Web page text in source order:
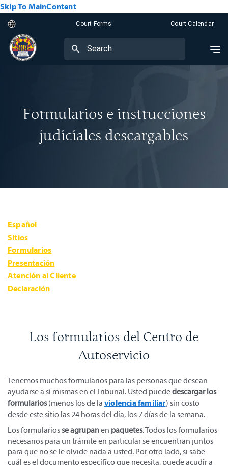
Skip To MainContent
Court Forms Court Calendar
Formularios e instrucciones
judiciales descargables
Español
Sitios
Formularios
Presentación
Atención al Cliente
Declaración
Los formularios del Centro de
Autoservicio
Tenemos muchos formularios para las personas que desean
ayudarse a sí mismas en el Tribunal. Usted puededescargar los
formularios(menos los de la violencia familiar) sin costo
desde este sitio las 24 horas del día, los 7 días de la semana.
Los formulariosse agrupanen paquetes. Todos los formularios
necesarios para un trámite en particular se encuentran juntos
para que no se le olvide nada a usted. Por otro lado, si sabe
cuál es el documento específico que necesita, puede acudir a